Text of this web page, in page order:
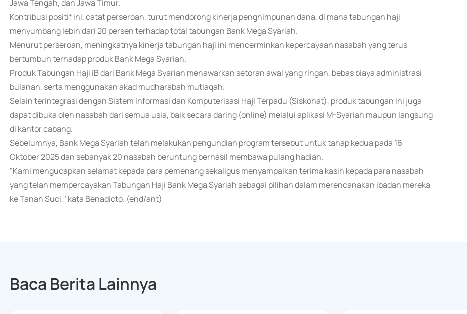
Jawa Tengah, dan Jawa Timur.
Kontribusi positif ini, catat perseroan, turut mendorong kinerja penghimpunan dana, di mana tabungan haji
menyumbang lebih dari 20 persen terhadap total tabungan Bank Mega Syariah.
Menurut perseroan, meningkatnya kinerja tabungan haji ini mencerminkan kepercayaan nasabah yang terus
bertumbuh terhadap produk Bank Mega Syariah.
Produk Tabungan Haji iB dari Bank Mega Syariah menawarkan setoran awal yang ringan, bebas biaya administrasi
bulanan, serta menggunakan akad mudharabah mutlaqah.
Selain terintegrasi dengan Sistem Informasi dan Komputerisasi Haji Terpadu (Siskohat), produk tabungan ini juga
dapat dibuka oleh nasabah dari semua usia, baik secara daring (online) melalui aplikasi M-Syariah maupun langsung
di kantor cabang.
Sebelumnya, Bank Mega Syariah telah melakukan pengundian program tersebut untuk tahap kedua pada 16
Oktober 2025 dan sebanyak 20 nasabah beruntung berhasil membawa pulang hadiah.
"Kami mengucapkan selamat kepada para pemenang sekaligus menyampaikan terima kasih kepada para nasabah
yang telah mempercayakan Tabungan Haji Bank Mega Syariah sebagai pilihan dalam merencanakan ibadah mereka
ke Tanah Suci," kata Benadicto. (end/ant)
Baca Berita Lainnya